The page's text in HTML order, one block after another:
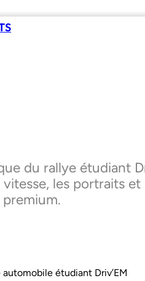
S
S
du rallye étudiant
vitesse, les portraits